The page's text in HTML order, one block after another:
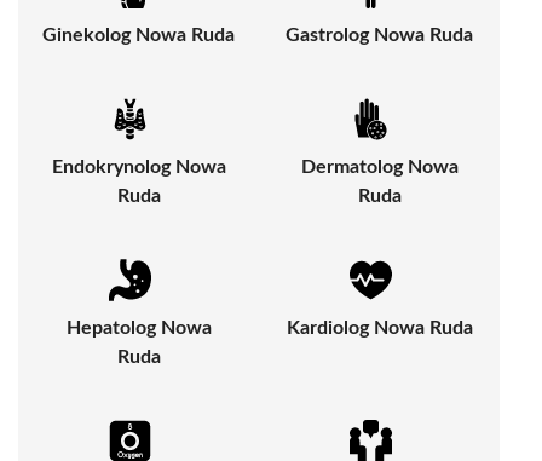
Ginekolog Nowa Ruda Gastrolog Nowa Ruda
Endokrynolog Nowa
Ruda
Dermatolog Nowa
Ruda
Hepatolog Nowa
Ruda
Kardiolog Nowa Ruda